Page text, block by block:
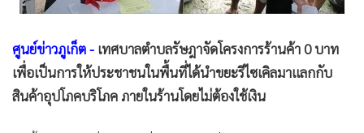
• Special Scoop
• เศรษฐกิจ-ธุรกิจ
• จีน
ศูนย์ข่าวภูเก็ต - เทศบาลตำบลรัษฎาจัดโครงการร้านค้า 0 บาท
เพื่อเป็นการให้ประชาชนในพื้นที่ได้นำขยะรีไซเคิลมาแลกกับ
สินค้าอุปโภคบริโภค ภายในร้านโดยไม่ต้องใช้เงิน